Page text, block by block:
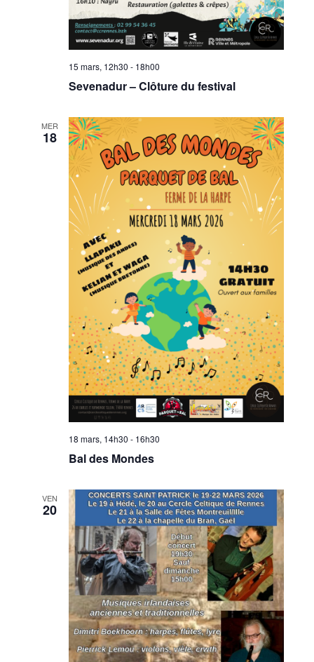
15 mars, 12h30 - 18h00
Sevenadur – Clôture du festival
MER
18
18 mars, 14h30 - 16h30
Bal des Mondes
VEN
20